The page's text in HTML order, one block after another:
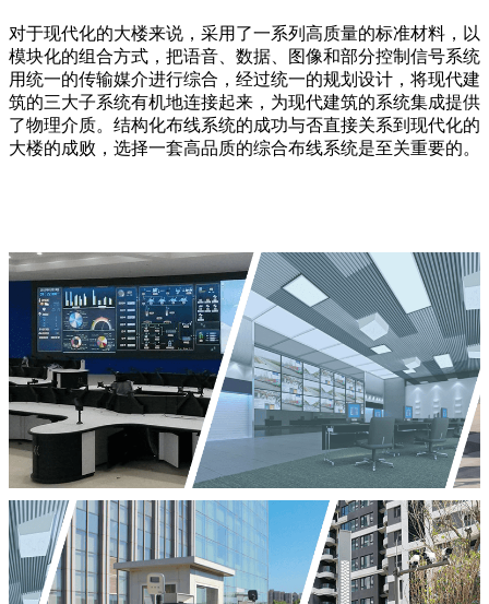
对于现代化的大楼来说，采用了一系列高质量的标准材料，以
模块化的组合方式，把语音、数据、图像和部分控制信号系统
用统一的传输媒介进行综合，经过统一的规划设计，将现代建
筑的三大子系统有机地连接起来，为现代建筑的系统集成提供
了物理介质。结构化布线系统的成功与否直接关系到现代化的
大楼的成败，选择一套高品质的综合布线系统是至关重要的。